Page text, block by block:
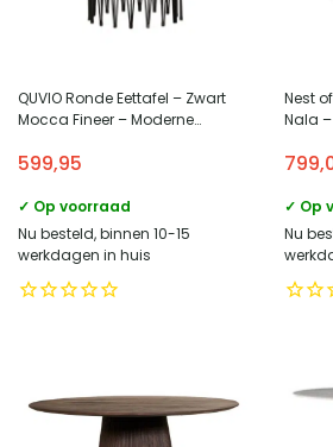
QUVIO Ronde Eettafel – Zwart
Mocca Fineer – Moderne
599,95
✓ Op voorraad
Nu besteld, binnen 10-15
werkdagen in huis
Nest
Nala
✓ Op
Nu